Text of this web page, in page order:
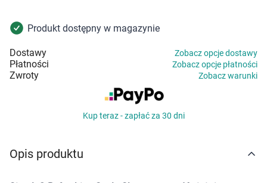
Marki
Produkt dostępny w magazynie
Dostawy Zobacz opcje dostawy
Płatności Zobacz opcje płatności
Zwroty Zobacz warunki
Kup teraz - zapłać za 30 dni
Opis produktu